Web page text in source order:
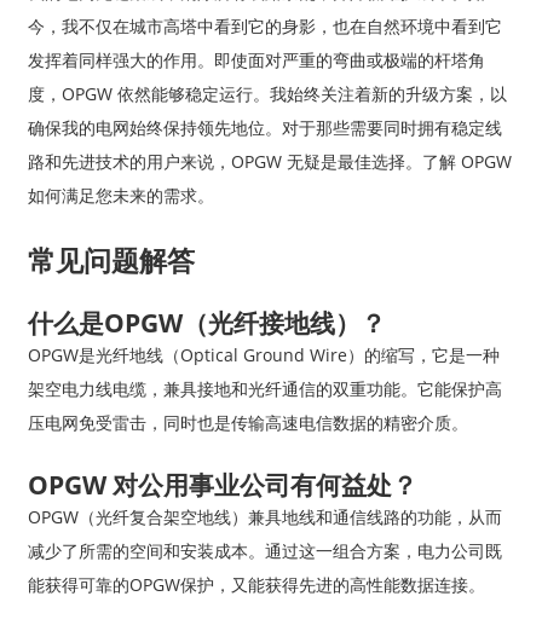
今，我不仅在城市高塔中看到它的身影，也在自然环境中看到它
发挥着同样强大的作用。即使面对严重的弯曲或极端的杆塔角
度，OPGW 依然能够稳定运行。我始终关注着新的升级方案，以
确保我的电网始终保持领先地位。对于那些需要同时拥有稳定线
路和先进技术的用户来说，OPGW 无疑是最佳选择。了解 OPGW
如何满足您未来的需求。
常见问题解答
什么是OPGW（光纤接地线）？
OPGW是光纤地线（Optical Ground Wire）的缩写，它是一种
架空电力线电缆，兼具接地和光纤通信的双重功能。它能保护高
压电网免受雷击，同时也是传输高速电信数据的精密介质。
OPGW 对公用事业公司有何益处？
OPGW（光纤复合架空地线）兼具地线和通信线路的功能，从而
减少了所需的空间和安装成本。通过这一组合方案，电力公司既
能获得可靠的OPGW保护，又能获得先进的高性能数据连接。